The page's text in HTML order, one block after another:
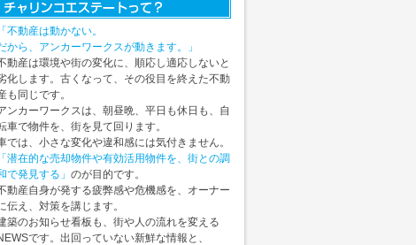
「不動産は動かない。
から、アンカーワークスが動きます。」
動産は環境や街の変化に、順応し適応しないと
化します。古くなって、その役目を終えた不動
も同じです。
ンカーワークスは、朝昼晩、平日も休日も、自
車で物件を、街を見て回ります。
では、小さな変化や違和感には気付きません。
「潜在的な売却物件や有効活用物件を、街との調
で発見する」 のが目的です。
動産自身が発する疲弊感や危機感を、オーナー
伝え、対策を講じます。
築のお知らせ看板も、街や人の流れを変える
です。出回っていない新鮮な情報と、